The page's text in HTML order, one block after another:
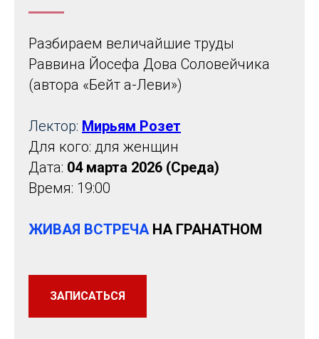
Разбираем величайшие труды
Раввина Йосефа Дова Соловейчика
(автора «Бейт а-Леви»)
Лектор: Мирьям Розет
Для кого: для женщин
Дата: 04 марта 2026 (Среда)
Время: 19:00
ЖИВАЯ ВСТРЕЧАНА ГРАНАТНОМ
ЗАПИСАТЬСЯ